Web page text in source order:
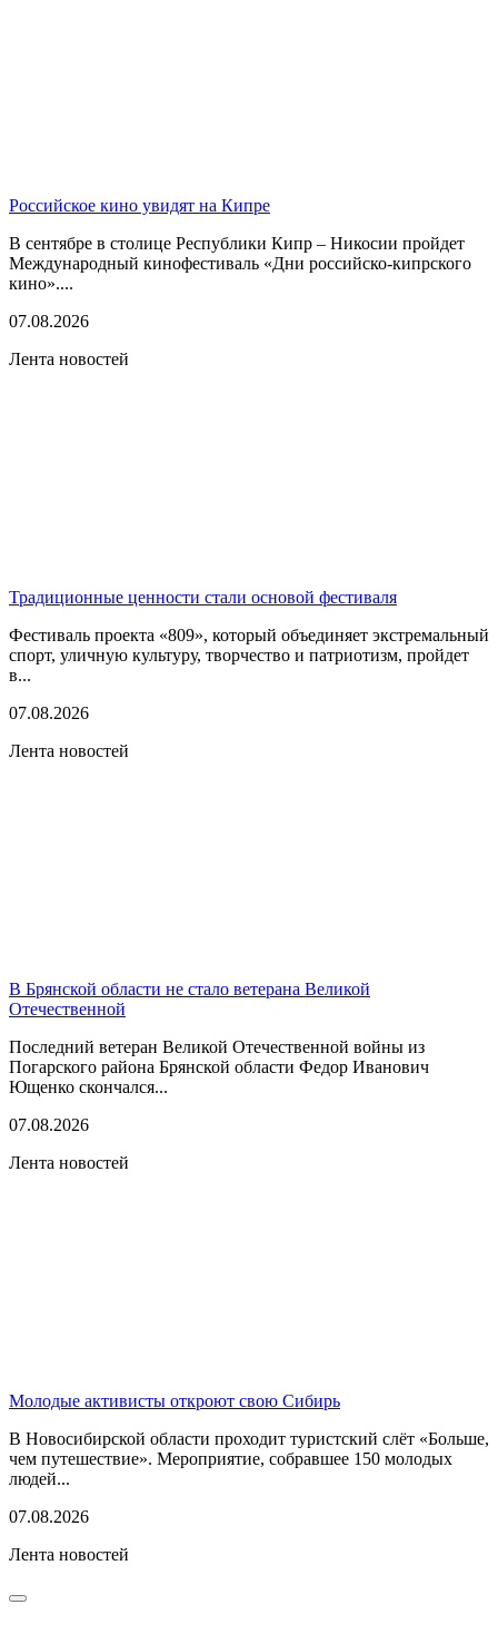
Российское кино увидят на Кипре
В сентябре в столице Республики Кипр – Никосии пройдет
Международный кинофестиваль «Дни российско-кипрского
кино»....
07.08.2026
Лента новостей
Традиционные ценности стали основой фестиваля
Фестиваль проекта «809», который объединяет экстремальный
спорт, уличную культуру, творчество и патриотизм, пройдет
в...
07.08.2026
Лента новостей
В Брянской области не стало ветерана Великой
Отечественной
Последний ветеран Великой Отечественной войны из
Погарского района Брянской области Федор Иванович
Ющенко скончался...
07.08.2026
Лента новостей
Молодые активисты откроют свою Сибирь
В Новосибирской области проходит туристский слёт «Больше,
чем путешествие». Мероприятие, собравшее 150 молодых
людей...
07.08.2026
Лента новостей